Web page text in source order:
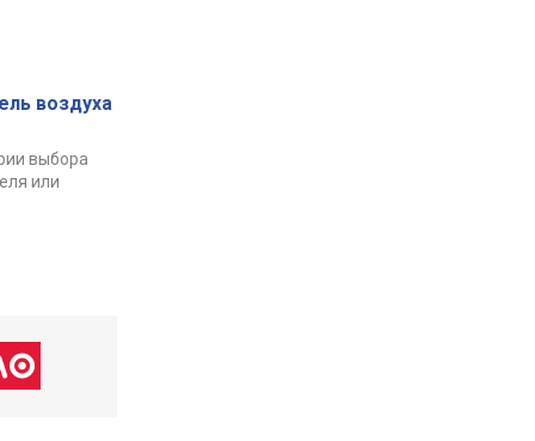
воздуха
выбора
или